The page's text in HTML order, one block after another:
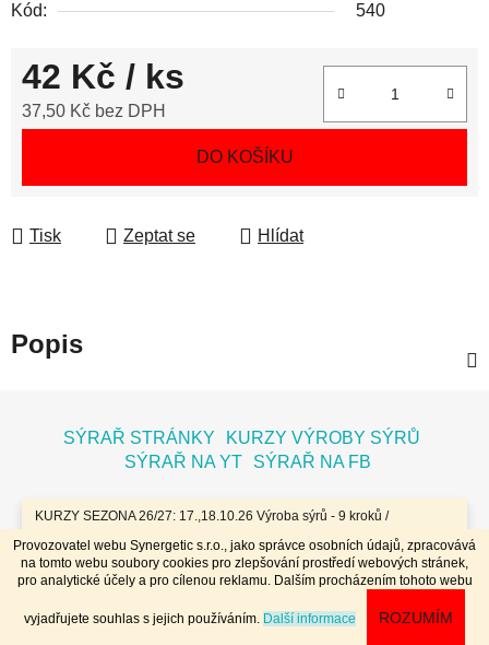
Provozovatel webu Synergetic s.r.o., jako správce osobních údajů, zpracovává
na tomto webu soubory cookies pro zlepšování prostředí webových stránek,
pro analytické účely a pro cílenou reklamu. Dalším procházením tohoto webu
vyjadřujete souhlas s jejich používáním. Další informace ROZUMÍM
KURZY SEZONA 26/27: 17.,18.10.26 Výroba sýrů - 9 kroků /
7.11.26 Bochníky - tvrdé zrající sýry / 8.11.26 Jogurty, Zákysy, Kefír
a Tvaroh + Hnětené a Tažené sýry/ 23.,24.1.27 Sýry doma /
20.,21.3.27 Výroba sýrů - 9 kroků / 10.4.27 Plísňáky - zrající sýry s
plísní / 11.4.27 Bochníky - tvrdé zrající sýry / 29.4..-2.5.27 Sýry 4
dny - komplet // Přihlášky na www.dobrykurz.cz //
Kód:
540
42 Kč / ks
37,50 Kč bez DPH
DO KOŠÍKU
Tisk Zeptat se Hlídat
Popis
SÝRAŘ STRÁNKY
KURZY VÝROBY SÝRŮ
SÝRAŘ NA YT
SÝRAŘ NA FB
Vytvořil Shoptet
vyhrazena.